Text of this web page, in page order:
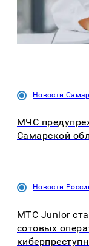
Новости
МЧС
Самарской
Новости
МТС Junior
сотовых